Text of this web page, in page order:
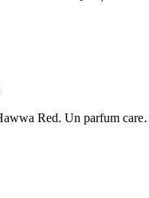
Red. Un parfum